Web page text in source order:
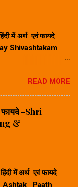
मुकुन्द का मैं मन से
में अर्थ एवं फायदे
Shivashtakam
का पाठ सुनें
lyrics
विभुं विश्वनाथं
भूतनाथं शिवं
Meaning -हिंदी
शंकर, शंभु, जो
जो भूतों का भगवान है,
READ MORE
फायदे -Shri
&
में अर्थ एवं फायदे
Ashtak Paath